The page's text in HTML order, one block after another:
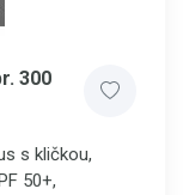
300
s kličkou,
50+,